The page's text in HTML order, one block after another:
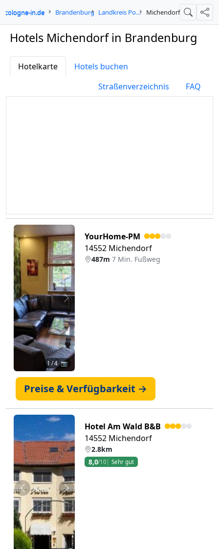
cologne-in.de Brandenburg Landkreis Potsdam-Mittelmark Michendorf Suche
Hotels Michendorf in Brandenburg
Hotelkarte
Hotels buchen
Straßenverzeichnis
FAQ
Zurück Weiter
1 / 4 📷
YourHome-PM
14552 Michendorf
487m·7 Min. Fußweg
Preise & Verfügbarkeit →
Zurück Weiter
Hotel Am Wald B&B
14552 Michendorf
2.8km
8,0/10 Sehr gut